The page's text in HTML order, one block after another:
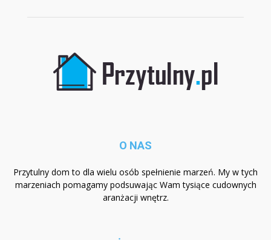
O NAS
Przytulny dom to dla wielu osób spełnienie marzeń. My w tych
marzeniach pomagamy podsuwając Wam tysiące cudownych
aranżacji wnętrz.